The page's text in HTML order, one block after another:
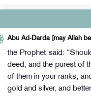
Abu Ad-Darda [may Allah
the Prophet said:
deed, and the purest of
of them in your ranks,
gold and silver, and